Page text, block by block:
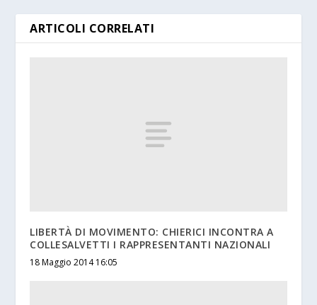
ARTICOLI CORRELATI
LIBERTÀ DI MOVIMENTO: CHIERICI INCONTRA A
COLLESALVETTI I RAPPRESENTANTI NAZIONALI
18 Maggio 2014 16:05